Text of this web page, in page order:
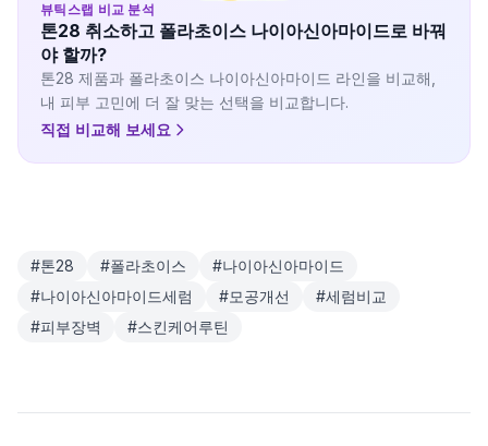
뷰틱스랩 비교 분석
톤28 취소하고 폴라초이스 나이아신아마이드로 바꿔
야 할까?
톤28 제품과 폴라초이스 나이아신아마이드 라인을 비교해,
내 피부 고민에 더 잘 맞는 선택을 비교합니다.
직접 비교해 보세요
#톤28 #폴라초이스 #나이아신아마이드
#나이아신아마이드세럼 #모공개선 #세럼비교
#피부장벽 #스킨케어루틴